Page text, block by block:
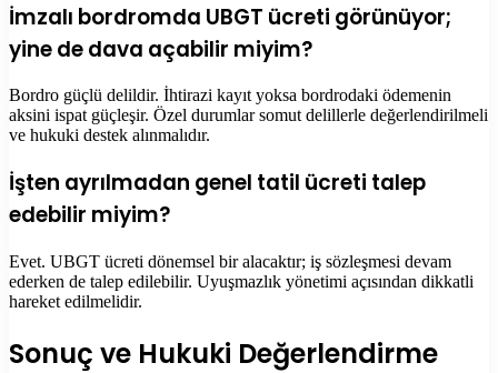
İmzalı bordromda UBGT ücreti görünüyor;
yine de dava açabilir miyim?
Bordro güçlü delildir. İhtirazi kayıt yoksa bordrodaki ödemenin
aksini ispat güçleşir. Özel durumlar somut delillerle değerlendirilmeli
ve hukuki destek alınmalıdır.
İşten ayrılmadan genel tatil ücreti talep
edebilir miyim?
Evet. UBGT ücreti dönemsel bir alacaktır; iş sözleşmesi devam
ederken de talep edilebilir. Uyuşmazlık yönetimi açısından dikkatli
hareket edilmelidir.
Sonuç ve Hukuki Değerlendirme